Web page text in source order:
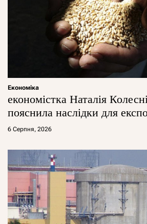
Економіка
економістка Наталія
пояснила наслідки для
6 Серпня, 2026